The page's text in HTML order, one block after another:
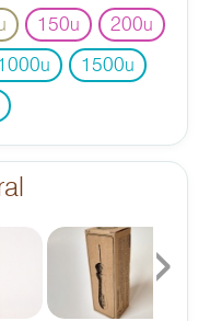
150u 200u
u 1500u
›